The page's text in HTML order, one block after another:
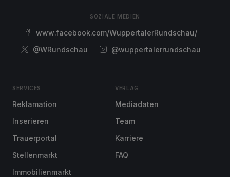
SOZIALE MEDIEN
www.facebook.com/WuppertalerRundschau/
@WRundschau
@wuppertalerrundschau
SERVICES
Reklamation
Inserieren
Trauerportal
Stellenmarkt
Immobilienmarkt
VERLAG
Mediadaten
Team
Karriere
FAQ